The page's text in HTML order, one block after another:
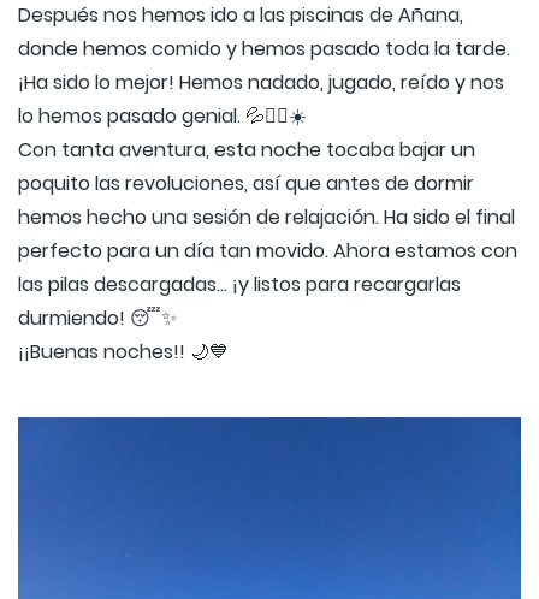
Después nos hemos ido a las piscinas de Añana,
donde hemos comido y hemos pasado toda la tarde.
¡Ha sido lo mejor! Hemos nadado, jugado, reído y nos
lo hemos pasado genial. 💦🏊‍♂️☀️
Con tanta aventura, esta noche tocaba bajar un
poquito las revoluciones, así que antes de dormir
hemos hecho una sesión de relajación. Ha sido el final
perfecto para un día tan movido. Ahora estamos con
las pilas descargadas... ¡y listos para recargarlas
durmiendo! 😴✨
¡¡Buenas noches!! 🌙💙